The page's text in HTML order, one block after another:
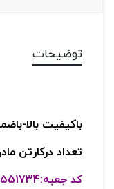
توضیحات
باکیفیت بالا-
تعداد درکارتن مادر
کد جعبه:551734